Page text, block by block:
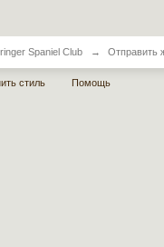
Spaniel Club → Отправить
стиль Помощь